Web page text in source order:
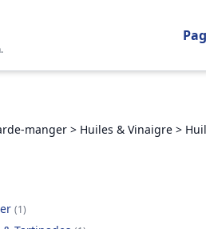
manger > Huiles & Vinaigre >
(1)